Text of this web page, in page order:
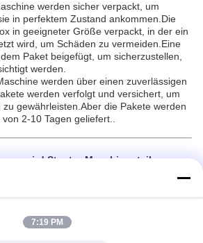
werden sicher verpackt, um
in perfektem Zustand ankommen.Die
in geeigneter Größe verpackt, in der ein
wird, um Schäden zu vermeiden.Eine
Paket beigefügt, um sicherzustellen,
werden.
werden über einen zuverlässigen
werden verfolgt und versichert, um
gewährleisten.Aber die Pakete werden
2-10 Tagen geliefert..
wird Stenter-Maschinenteile
Stenter-Maschinenteilen ist Jayu, der
Parts?
werden zur Herstellung von Stoffen mit
7:19 PM